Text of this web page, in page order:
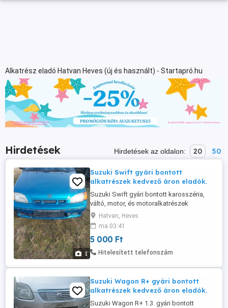
Alkatrész eladó Hatvan Heves (új és használt) - Startapró.hu
Hirdetések Hirdetések az oldalon: 20 50
1
Suzuki Swift gyári bontott
alkatrészek kedvező áron eladók.
Suzuki Swift gyári bontott karosszéria,
váltó, motor, és motoralkatrészek
kedvező áron eladók.
Hatvan, Heves
ma 03:41
5 000 Ft
Hitelesített telefonszám
Suzuki Wagon R+ gyári bontott
alkatrészek kedvező áron eladók.
Suzuki Wagon R+ 1.3. gyári bontott